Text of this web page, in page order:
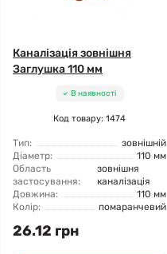
Каналізація зовнішня
Заглушка 110 мм
В наявності
Код товару: 1474
Тип:
зовнішній
Діаметр:
110 мм
Область
застосування:
зовнішня
каналізація
Довжина:
110 мм
Колір:
помаранчевий
26.12 грн